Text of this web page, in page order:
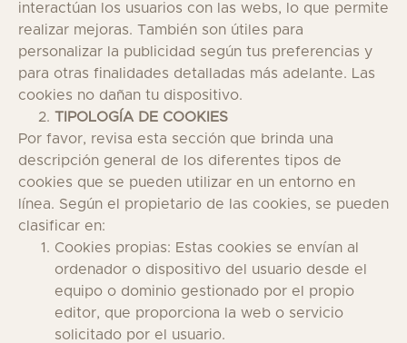
interactúan los usuarios con las webs, lo que permite
realizar mejoras. También son útiles para
personalizar la publicidad según tus preferencias y
para otras finalidades detalladas más adelante. Las
cookies no dañan tu dispositivo.
TIPOLOGÍA DE COOKIES
Por favor, revisa esta sección que brinda una
descripción general de los diferentes tipos de
cookies que se pueden utilizar en un entorno en
línea. Según el propietario de las cookies, se pueden
clasificar en:
Cookies propias: Estas cookies se envían al
ordenador o dispositivo del usuario desde el
equipo o dominio gestionado por el propio
editor, que proporciona la web o servicio
solicitado por el usuario.